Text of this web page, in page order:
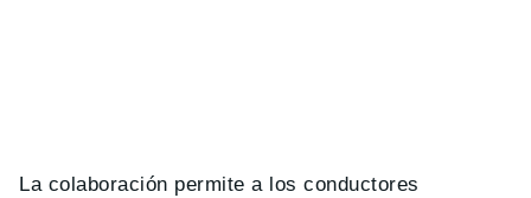
La colaboración permite a los conductores